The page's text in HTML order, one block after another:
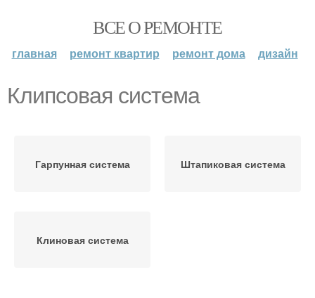
ВСЕ О РЕМОНТЕ
главная ремонт квартир ремонт дома дизайн
Клипсовая система
Гарпунная система Штапиковая система
Клиновая система